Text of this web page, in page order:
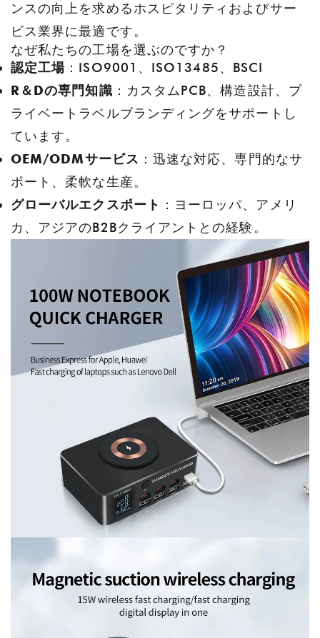
ンスの向上を求めるホスピタリティおよびサー
ビス業界に最適です。
なぜ私たちの工場を選ぶのですか？
認定工場 ：ISO9001、ISO13485、BSCI
R＆Dの専門知識 ：カスタムPCB、構造設計、プ
ライベートラベルブランディングをサポートし
ています。
OEM/ODMサービス ：迅速な対応、専門的なサ
ポート、柔軟な生産。
グローバルエクスポート ：ヨーロッパ、アメリ
カ、アジアのB2Bクライアントとの経験。